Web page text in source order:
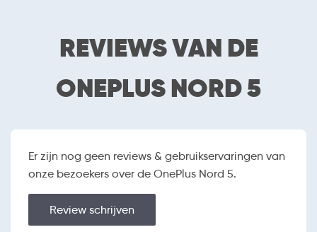
Vliegtuigmodus
SCHERM
Schermafmetingen 6.83 inch (17.3482 cm)
Randloos
Touchscreen
REVIEWS VAN DE
ONEPLUS NORD 5
Er zijn nog geen reviews & gebruikservaringen van
onze bezoekers over de OnePlus Nord 5.
Review schrijven